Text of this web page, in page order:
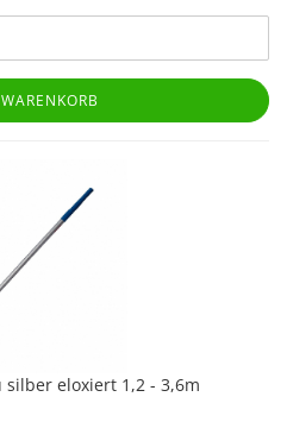
eloxiert 1,2 - 3,6m